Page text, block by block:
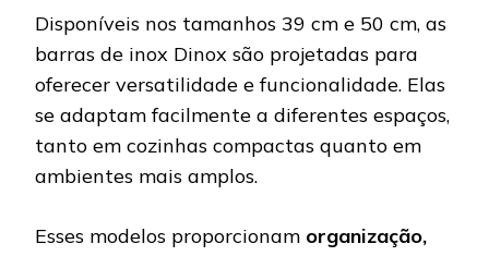
Disponíveis nos tamanhos 39 cm e 50 cm, as
barras de inox Dinox são projetadas para
oferecer versatilidade e funcionalidade. Elas
se adaptam facilmente a diferentes espaços,
tanto em cozinhas compactas quanto em
ambientes mais amplos.
Esses modelos proporcionam organização,